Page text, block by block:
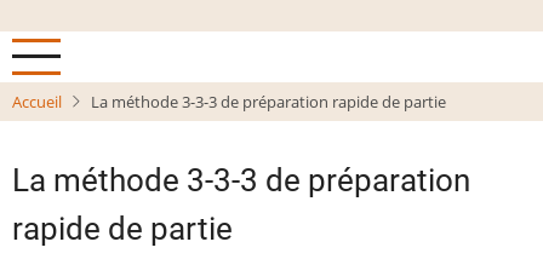
Accueil La méthode 3-3-3 de préparation rapide de partie
La méthode 3-3-3 de préparation
rapide de partie